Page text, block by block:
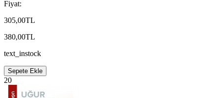
Fiyat:
305,00TL
380,00TL
text_instock
Sepete Ekle
20